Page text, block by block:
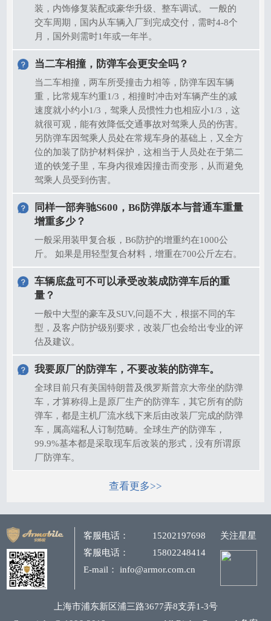
装，内饰修复装配或豪华升级、整车调试。 一般的
交车周期，国内从车辆入厂到完成交付，需时4-8个
月，国外则需时1年或一年半。
当二车相撞，防弹车会更安全吗？
当二车相撞，两车所受撞击力相等，防弹车因车辆
重，比常规车约重1/3，相撞时冲击对车辆产生的减
速度就小约小1/3，驾乘人员惯性力也相应小1/3，这
就很可观，能有效降低交通事故对驾乘人员的伤害。
另防弹车因驾乘人员处在常规车身的基础上，又全方
位的加装了防护材料保护，这相当于人员处在于第二
道的铁笼子里，车身内很难因撞击而变形，从而避免
驾乘人员受到伤害。
同样一部奔驰S600，B6防弹版本与普通车重量
增重多少？
一般采用装甲复合板，B6防护的增重约在1000公
斤。 如果是用轻型复合材料，增重在700公斤左右。
车辆底盘可不可以承受改装成防弹车后的重
量？
一般中大型的豪车及SUV,问题不大，根据不同的车
型，及客户防护级别要求，改装厂也会给出专业的评
估及建议。
我要原厂的防弹车，不要改装的防弹车。
全球目前只有美国特朗普及俄罗斯普京大帝坐的防弹
车，才算称得上是原厂生产的防弹车，其它所有的防
弹车，都是主机厂流水线下来后由改装厂完成的防弹
车，属高端私人订制范畴。全球生产的防弹车，
99.9%基本都是采取现车后改装的形式，没有所谓原
厂防弹车。
查看更多>>
客服电话：
15202197698
客服电话：
15802248414
E-mail： info@armor.com.cn
关注星星
上海市浦东新区浦三路3677弄8支弄1-3号